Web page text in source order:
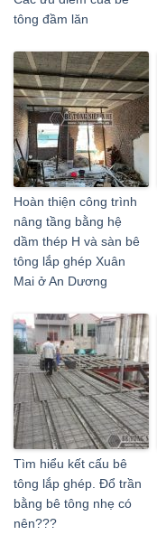
tông đầm lăn
Hoàn thiện công trình
nâng tầng bằng hệ
dầm thép H và sàn bê
tông lắp ghép Xuân
Mai ở An Dương
Tìm hiểu kết cấu bê
tông lắp ghép. Đổ trần
bằng bê tông nhẹ có
nên???